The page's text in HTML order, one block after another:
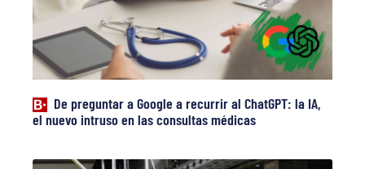
De preguntar a Google a recurrir al ChatGPT: la IA,
el nuevo intruso en las consultas médicas